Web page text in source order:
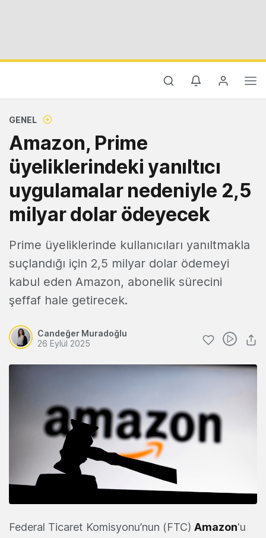
GENEL
Amazon, Prime
üyeliklerindeki yanıltıcı
uygulamalar nedeniyle 2,5
milyar dolar ödeyecek
Prime üyeliklerinde kullanıcıları yanıltmakla
suçlandığı için 2,5 milyar dolar ödemeyi
kabul eden Amazon, abonelik sürecini
şeffaf hale getirecek.
Candeğer Muradoğlu
26 Eylül 2025
Federal Ticaret Komisyonu’nun (FTC) Amazon'u